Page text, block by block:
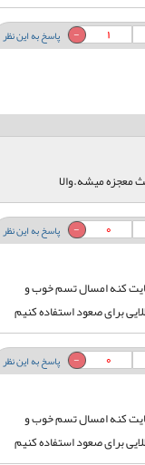
پاسخ به این نظر 1
معجزه میشه.والا
پاسخ به این نظر 0
کنه امسال تسم خوب و
برای صعود استفاده کنیم
پاسخ به این نظر 0
کنه امسال تسم خوب و
برای صعود استفاده کنیم